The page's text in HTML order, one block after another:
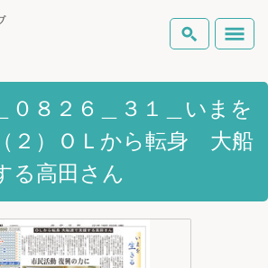
ツ
検索
地図から探す
０８２６＿３１＿いまを
）ＯＬから転身 大船
る高田さん